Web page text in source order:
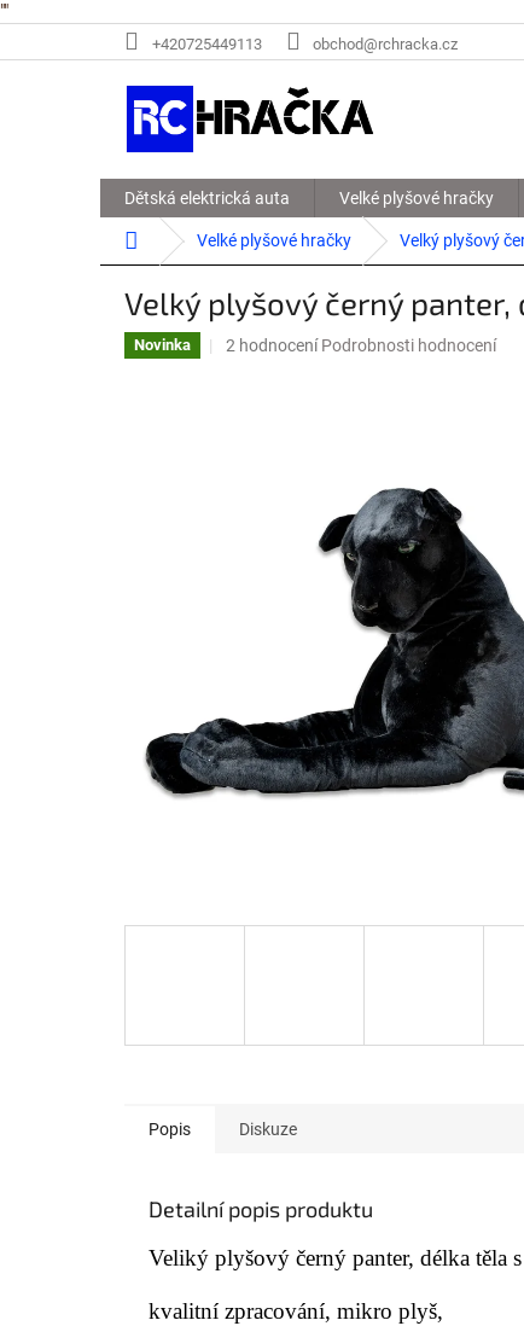
""
na
+420725449113 obchod@rchracka.cz
Dětská elektrická auta Velké plyšové hračky
Domů Velké plyšové hračky Velký plyšový
Velký plyšový černý panter,
Novinka
Průměrné
2 hodnocení Podrobnosti hodnocení
Popis Diskuze
Detailní popis produktu
Veliký plyšový černý panter, délka těla s
kvalitní zpracování, mikro plyš,